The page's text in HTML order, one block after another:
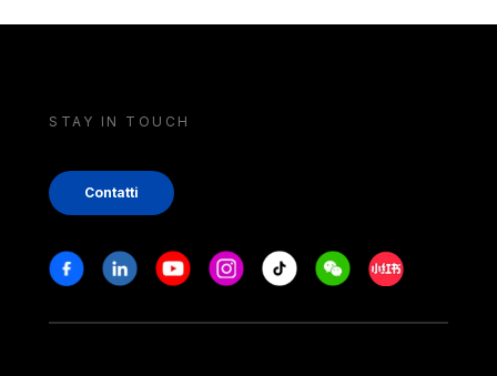
STAY IN TOUCH
Contatti
Stay in touch
FacebookLinkedinYoutubeInstagram
Tiktok WeechatXiaohongshu/